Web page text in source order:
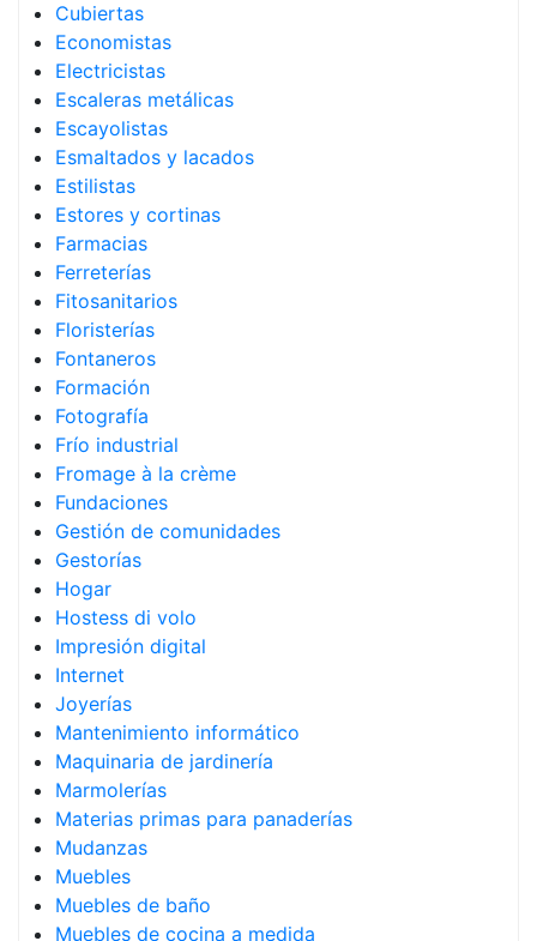
Cubiertas
Economistas
Electricistas
Escaleras metálicas
Escayolistas
Esmaltados y lacados
Estilistas
Estores y cortinas
Farmacias
Ferreterías
Fitosanitarios
Floristerías
Fontaneros
Formación
Fotografía
Frío industrial
Fromage à la crème
Fundaciones
Gestión de comunidades
Gestorías
Hogar
Hostess di volo
Impresión digital
Internet
Joyerías
Mantenimiento informático
Maquinaria de jardinería
Marmolerías
Materias primas para panaderías
Mudanzas
Muebles
Muebles de baño
Muebles de cocina a medida